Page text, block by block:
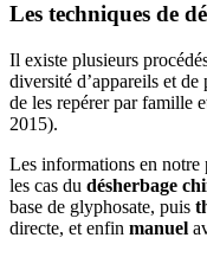
Les techniques de
Il existe plusieurs
diversité d’appareils et
de les repérer par famille
2015).
Les informations en notre
les cas du désherbage
base de glyphosate, puis
directe, et enfin manuel